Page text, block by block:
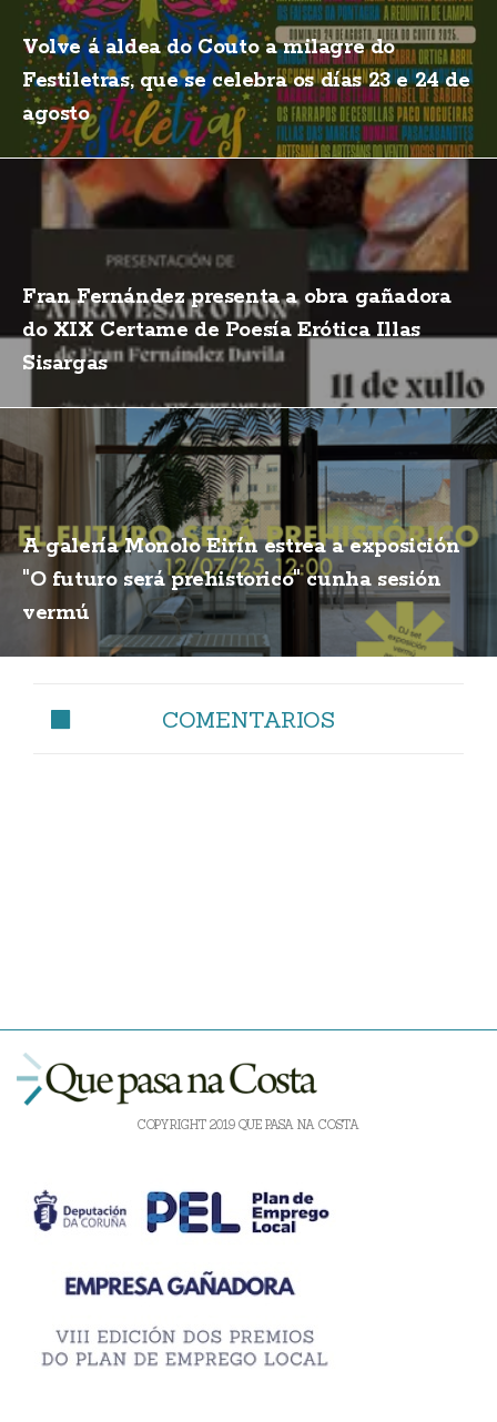
Volve á aldea do Couto a milagre do
Festiletras, que se celebra os días 23 e 24 de
agosto
Fran Fernández presenta a obra gañadora
do XIX Certame de Poesía Erótica Illas
Sisargas
A galería Monolo Eirín estrea a exposición
"O futuro será prehistorico" cunha sesión
vermú
COMENTARIOS
COPYRIGHT 2019 QUE PASA NA COSTA